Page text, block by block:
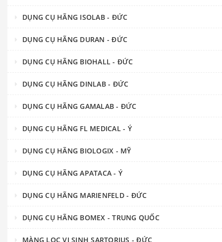
DỤNG CỤ HÃNG ISOLAB - ĐỨC
DỤNG CỤ HÃNG DURAN - ĐỨC
DỤNG CỤ HÃNG BIOHALL - ĐỨC
DỤNG CỤ HÃNG DINLAB - ĐỨC
DỤNG CỤ HÃNG GAMALAB - ĐỨC
DỤNG CỤ HÃNG FL MEDICAL - Ý
DỤNG CỤ HÃNG BIOLOGIX - MỸ
DỤNG CỤ HÃNG APATACA - Ý
DỤNG CỤ HÃNG MARIENFELD - ĐỨC
DỤNG CỤ HÃNG BOMEX - TRUNG QUỐC
MÀNG LỌC VI SINH SARTORIUS - ĐỨC